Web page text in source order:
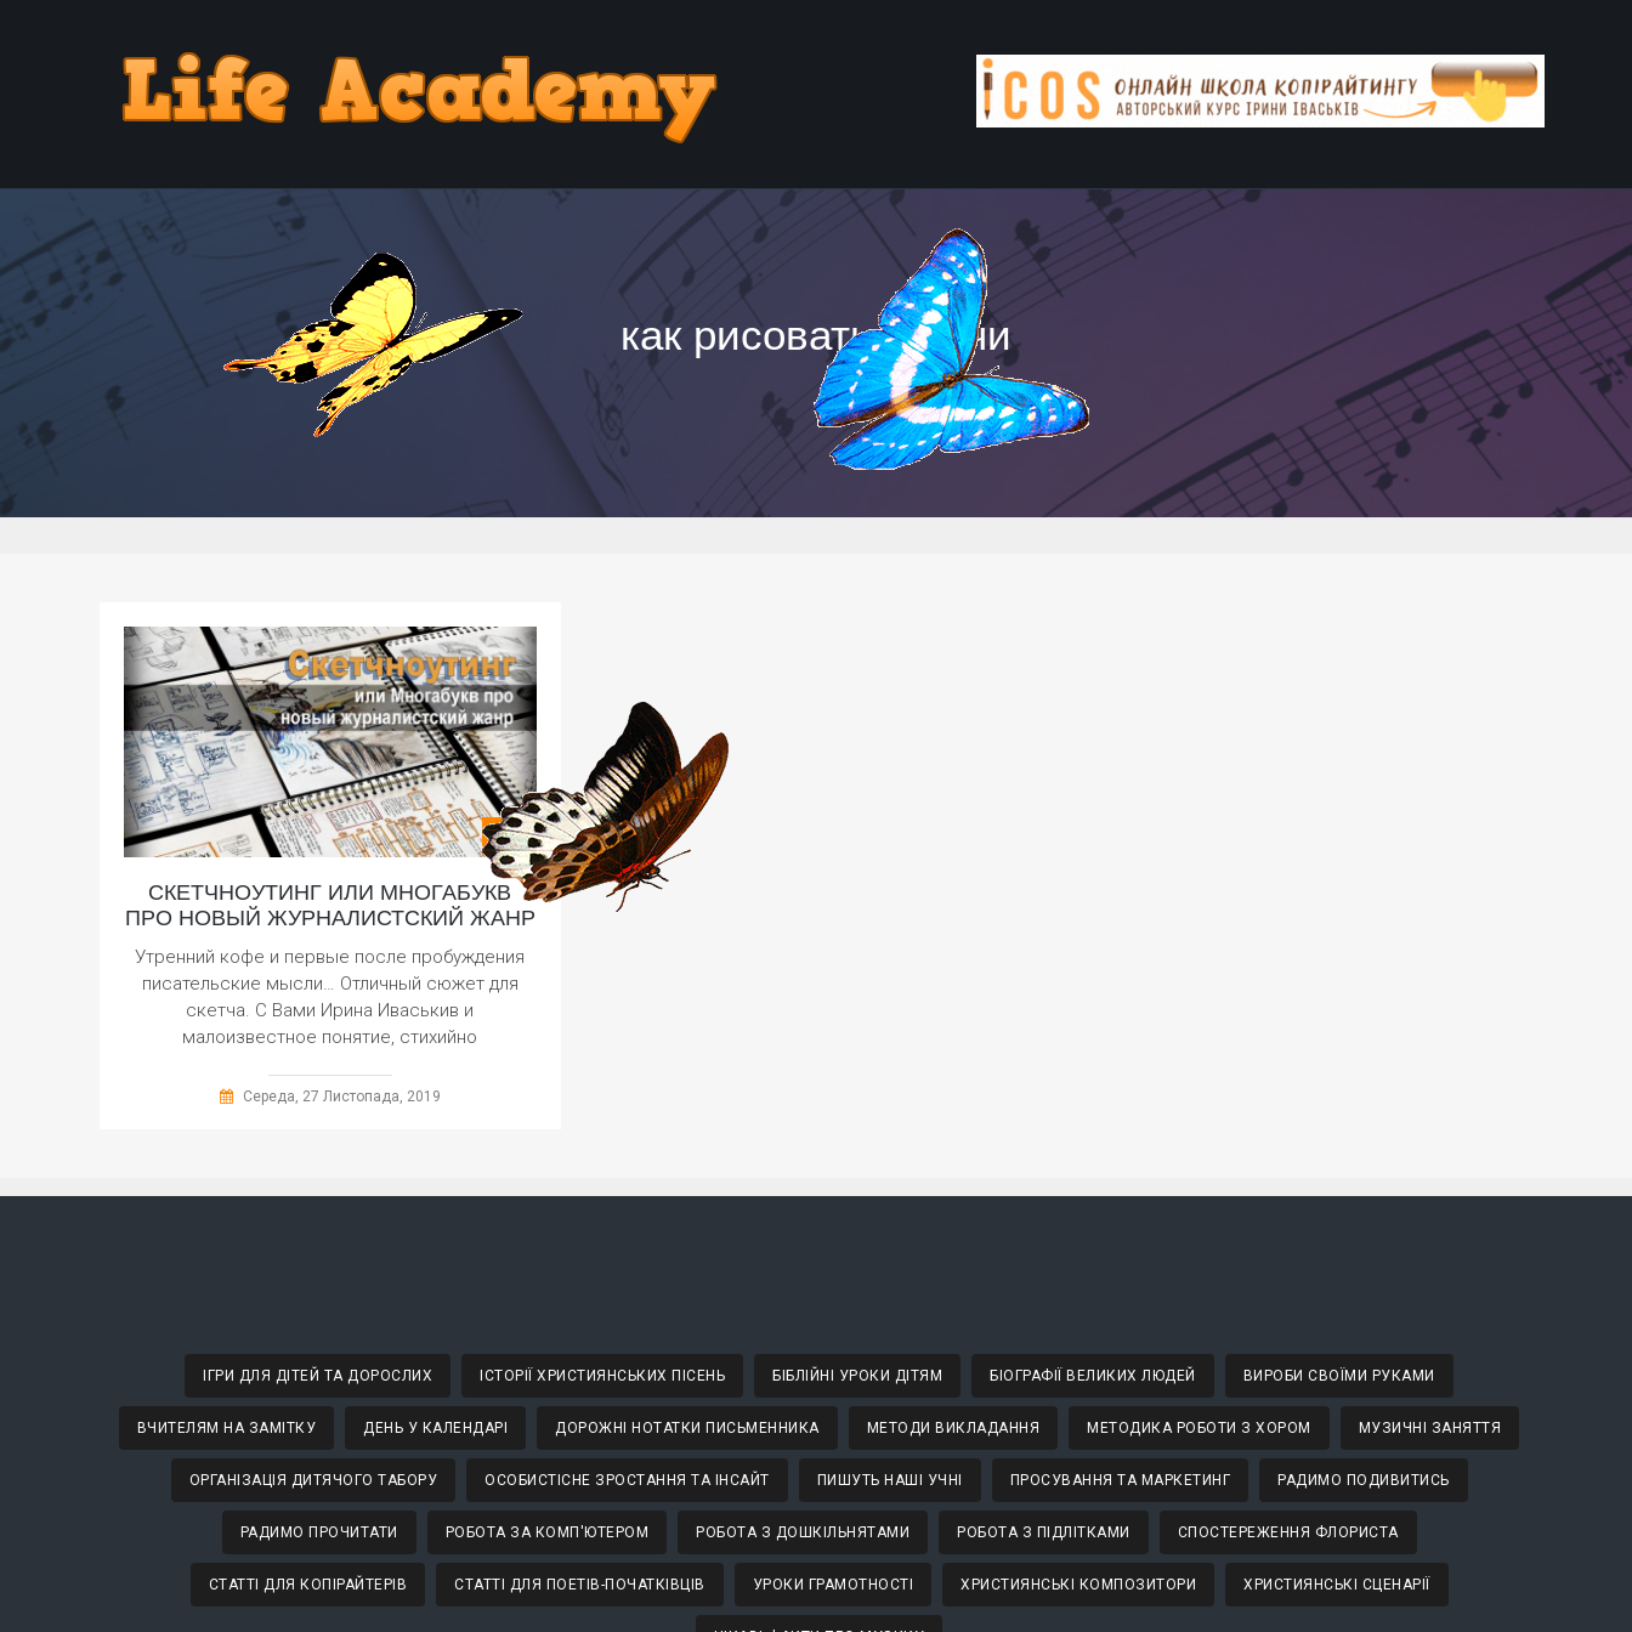
как рисовать скетчи
СКЕТЧНОУТИНГ ИЛИ МНОГАБУКВ
ПРО НОВЫЙ ЖУРНАЛИСТСКИЙ ЖАНР
Утренний кофе и первые после пробуждения
писательские мысли… Отличный сюжет для
скетча. С Вами Ирина Иваськив и
малоизвестное понятие, стихийно
Середа, 27 Листопада, 2019
ІГРИ ДЛЯ ДІТЕЙ ТА ДОРОСЛИХ ІСТОРІЇ ХРИСТИЯНСЬКИХ ПІСЕНЬ БІБЛІЙНІ УРОКИ ДІТЯМ БІОГРАФІЇ ВЕЛИКИХ ЛЮДЕЙ ВИРОБИ СВОЇМИ РУКАМИ
ВЧИТЕЛЯМ НА ЗАМІТКУ ДЕНЬ У КАЛЕНДАРІ ДОРОЖНІ НОТАТКИ ПИСЬМЕННИКА МЕТОДИ ВИКЛАДАННЯ МЕТОДИКА РОБОТИ З ХОРОМ МУЗИЧНІ ЗАНЯТТЯ
ОРГАНІЗАЦІЯ ДИТЯЧОГО ТАБОРУ ОСОБИСТІСНЕ ЗРОСТАННЯ ТА ІНСАЙТ ПИШУТЬ НАШІ УЧНІ ПРОСУВАННЯ ТА МАРКЕТИНГ РАДИМО ПОДИВИТИСЬ
РАДИМО ПРОЧИТАТИ РОБОТА ЗА КОМП'ЮТЕРОМ РОБОТА З ДОШКІЛЬНЯТАМИ РОБОТА З ПІДЛІТКАМИ СПОСТЕРЕЖЕННЯ ФЛОРИСТА
СТАТТІ ДЛЯ КОПІРАЙТЕРІВ СТАТТІ ДЛЯ ПОЕТІВ-ПОЧАТКІВЦІВ УРОКИ ГРАМОТНОСТІ ХРИСТИЯНСЬКІ КОМПОЗИТОРИ ХРИСТИЯНСЬКІ СЦЕНАРІЇ